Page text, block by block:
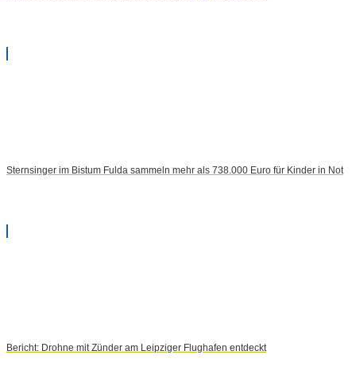
Sternsinger im Bistum Fulda sammeln mehr als 738.000 Euro für Kinder in Not
Bericht: Drohne mit Zünder am Leipziger Flughafen entdeckt